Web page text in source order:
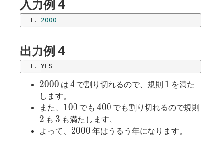
入力例 4
2000
出力例 4
YES
2000
2000 は 4
4 で割り切れるので、規則 1
1 を満た
します。
また、 100
100 でも 400
400 でも割り切れるので規則
2 も 3
3 も満たします。
よって、 2000
2000 年はうるう年になります。